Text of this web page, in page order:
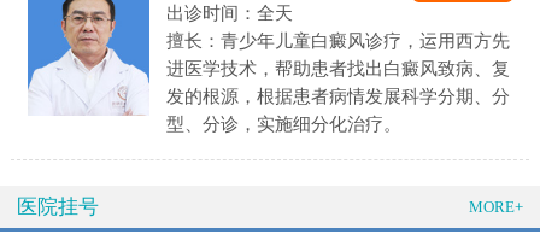
出诊时间：全天
擅长：青少年儿童白癜风诊疗，运用西方先
进医学技术，帮助患者找出白癜风致病、复
发的根源，根据患者病情发展科学分期、分
型、分诊，实施细分化治疗。
医院挂号 MORE+